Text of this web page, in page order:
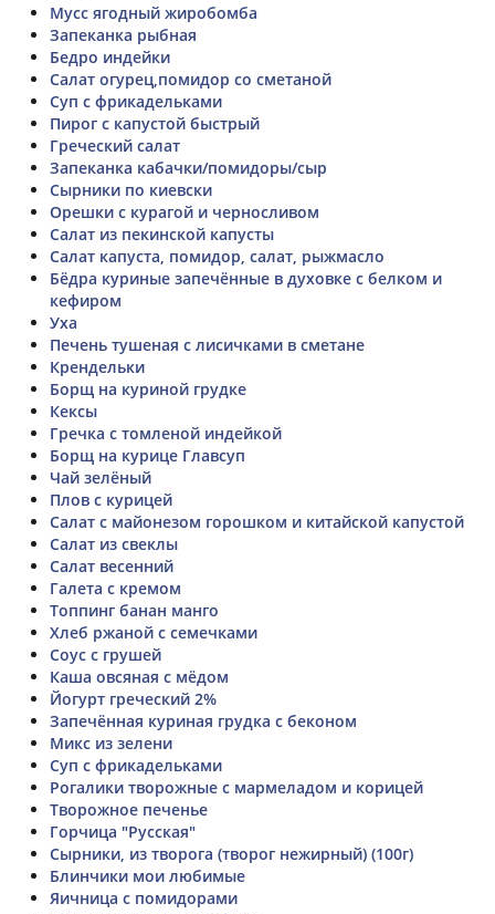
Мусс ягодный жиробомба
Запеканка рыбная
Бедро индейки
Салат огурец,помидор со сметаной
Суп с фрикадельками
Пирог с капустой быстрый
Греческий салат
Запеканка кабачки/помидоры/сыр
Сырники по киевски
Орешки с курагой и черносливом
Салат из пекинской капусты
Салат капуста, помидор, салат, рыжмасло
Бёдра куриные запечённые в духовке с белком и
кефиром
Уха
Печень тушеная с лисичками в сметане
Крендельки
Борщ на куриной грудке
Кексы
Гречка с томленой индейкой
Борщ на курице Главсуп
Чай зелёный
Плов с курицей
Салат с майонезом горошком и китайской капустой
Салат из свеклы
Салат весенний
Галета с кремом
Топпинг банан манго
Хлеб ржаной с семечками
Соус с грушей
Каша овсяная с мёдом
Йогурт греческий 2%
Запечённая куриная грудка с беконом
Микс из зелени
Суп с фрикадельками
Рогалики творожные с мармеладом и корицей
Творожное печенье
Горчица "Русская"
Сырники, из творога (творог нежирный) (100г)
Блинчики мои любимые
Яичница с помидорами